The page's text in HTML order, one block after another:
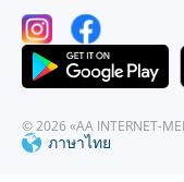
© 2026 «AA INTERNET-
ภาษาไทย